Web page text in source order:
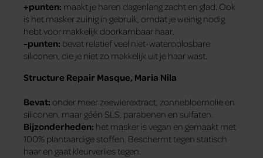
+punten: maakt je haren dagenlang zacht en glad. Ook
is het masker zuinig in gebruik, omdat je weinig nodig
hebt voor makkelijk doorkambaar haar.
-punten: bevat relatief veel niet-wateroplosbare
siliconen, die je niet zo makkelijk uit je haar wast.
Structure Repair Masque, Maria Nila
Bevat: onder meer zeewierextract, zonnebloemolie en
siliconen, maar géén SLS, parabenen en sulfaten.
Bijzonderheden: het masker is vegan en gemaakt met
100% plantaardige stoffen. Beschermt tegen statisch
haar en gaat kleurverlies tegen.